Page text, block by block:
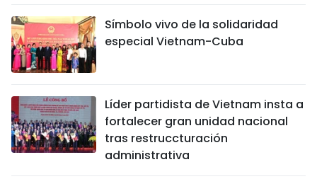
INTERNACIONAL
VIAJES
PUENTE DE AMISTAD
Símbolo vivo de la solidaridad
especial Vietnam-Cuba
Líder partidista de Vietnam insta a
fortalecer gran unidad nacional
tras restruccturación
administrativa